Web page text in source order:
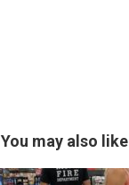
You may also like